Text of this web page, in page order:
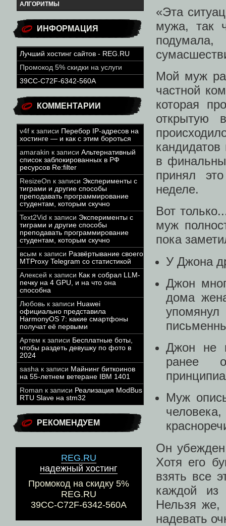
АЛГОРИТМЫ
ИНФОРМАЦИЯ
Лучший хостинг сайтов - REG.RU
Промокод 5% скидки на услуги
39CC-C72F-6342-560A
КОММЕНТАРИИ
v4f к записи Перебор IP-адресов на
хостинге — и как с этим бороться
amarakin к записи Альтернативный
список заблокированных в РФ
ресурсов Re:filter
ResizeOn к записи Эксперименты с
тиграми и другие способы
преподавать программирование
студентам, которым скучно
Text2Vid к записи Эксперименты с
тиграми и другие способы
преподавать программирование
студентам, которым скучно
всым к записи Развёртывание своего
MTProxy Telegram со статистикой
Алексей к записи Как я собрал LLM-
печку на 4 GPU, и на что она
способна
Любовь к записи Huawei
официально представила
HarmonyOS 7: какие смартфоны
получат её первыми
Артем к записи Бесплатные боты,
чтобы раздеть девушку по фото в
2024
sasha к записи Майнинг биткоинов
на 55-летнем ветеране IBM 1401
Roman к записи Реализация ModBus
RTU Slave на stm32
РЕКОМЕНДУЕМ
REG.RU
надежный хостинг
Промокод на скидку 5%
REG.RU
39CC-C72F-6342-560A
«Эта
мужа, так
Мой муж
частной
которая
открытую
в
принял
неделе.
Вот
муж
пока
У Джона
Джон
дома
Джон не
ранее
Муж
Он
Хотя его
взять все
каждой из
Нельзя же,
надевать